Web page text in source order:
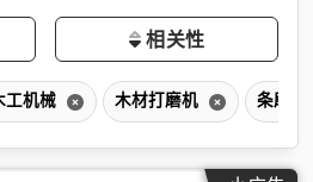
相关性
工机械 木材打磨机 条磨机